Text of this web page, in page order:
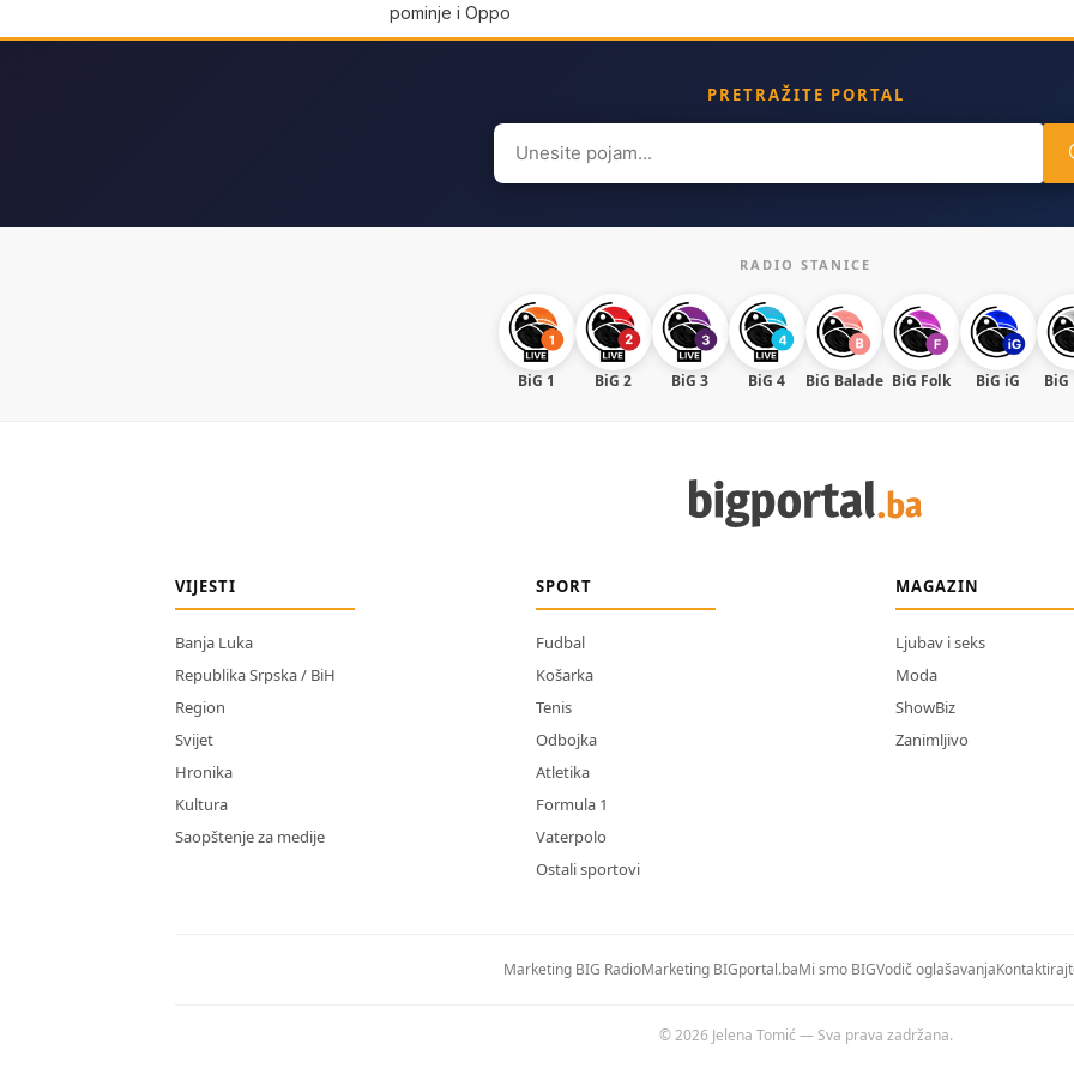
pominje i Oppo
PRETRAŽITE PORTAL
Search
for:
RADIO STANICE
BiG 1 BiG 2 BiG 3 BiG 4 BiG Balade BiG Folk BiG iG BiG
VIJESTI
Banja Luka
Republika Srpska / BiH
Region
Svijet
Hronika
Kultura
Saopštenje za medije
SPORT
Fudbal
Košarka
Tenis
Odbojka
Atletika
Formula 1
Vaterpolo
Ostali sportovi
MAGAZIN
Ljubav i seks
Moda
ShowBiz
Zanimljivo
Marketing BIG RadioMarketing BIGportal.baMi smo BIGVodič oglašavanja
© 2026 Jelena Tomić — Sva prava zadržana.